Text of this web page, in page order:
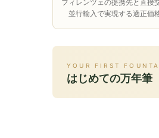
フィレンツェの提携先と直接
並行輸入で実現する適正価格
YOUR FIRST
はじめての万年筆